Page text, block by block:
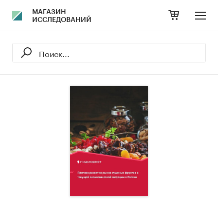
МАГАЗИН
ИССЛЕДОВАНИЙ